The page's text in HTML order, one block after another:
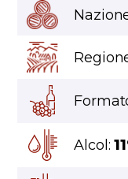
Alcol: